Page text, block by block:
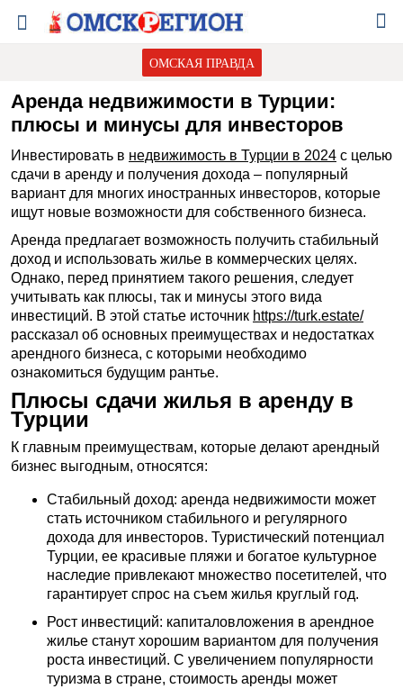
ОМСКАЯ ПРАВДА
Аренда недвижимости в Турции:
плюсы и минусы для инвесторов
Инвестировать в недвижимость в Турции в 2024 с целью
сдачи в аренду и получения дохода – популярный
вариант для многих иностранных инвесторов, которые
ищут новые возможности для собственного бизнеса.
Аренда предлагает возможность получить стабильный
доход и использовать жилье в коммерческих целях.
Однако, перед принятием такого решения, следует
учитывать как плюсы, так и минусы этого вида
инвестиций. В этой статье источник https://turk.estate/
рассказал об основных преимуществах и недостатках
арендного бизнеса, с которыми необходимо
ознакомиться будущим рантье.
Плюсы сдачи жилья в аренду в
Турции
К главным преимуществам, которые делают арендный
бизнес выгодным, относятся:
Стабильный доход: аренда недвижимости может
стать источником стабильного и регулярного
дохода для инвесторов. Туристический потенциал
Турции, ее красивые пляжи и богатое культурное
наследие привлекают множество посетителей, что
гарантирует спрос на съем жилья круглый год.
Рост инвестиций: капиталовложения в арендное
жилье станут хорошим вариантом для получения
роста инвестиций. С увеличением популярности
туризма в стране, стоимость аренды может